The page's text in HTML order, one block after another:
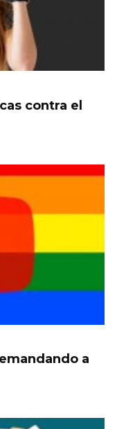
contra el
a